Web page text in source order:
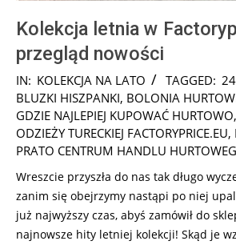
Kolekcja letnia w
przegląd nowości
2025-
01-
18
IN: KOLEKCJA NA LATO TAGGED:
BLUZKI HISZPANKI, BOLONIA
GDZIE NAJLEPIEJ KUPOWAĆ HURTOWO,
ODZIEŻY TURECKIEJ FACTORYPRICE.EU,
PRATO CENTRUM HANDLU
Wreszcie przyszła do nas tak długo
zanim się obejrzymy nastąpi po niej
już najwyższy czas, abyś zamówił do
najnowsze hity letniej kolekcji! Skąd je